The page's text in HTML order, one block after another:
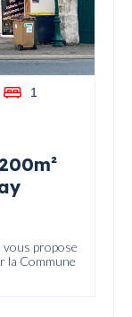
1
vous propose
la Commune